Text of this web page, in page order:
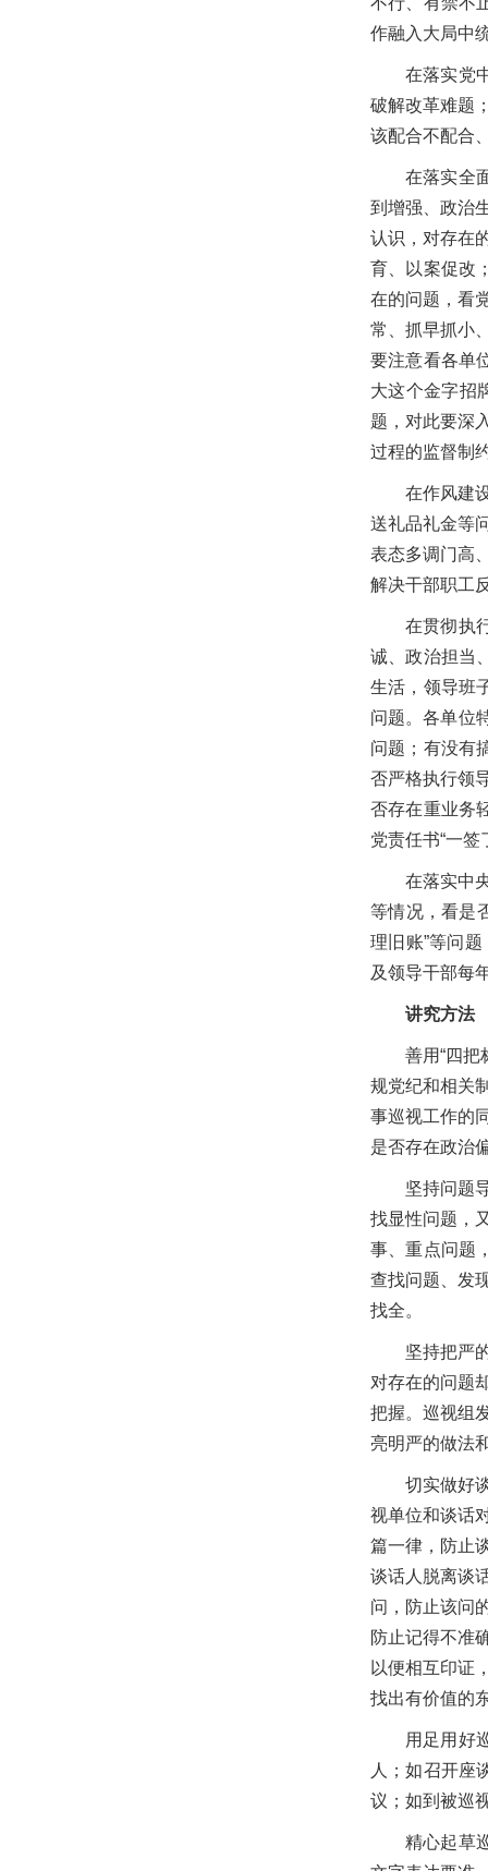
作融入大局中
在落实党
破解改革难题
该配合不配合
在落实全
到增强、政治
认识，对存在
育、以案促改
在的问题，看
常、抓早抓小
要注意看各单
大这个金字招
题，对此要深
过程的监督制
在作风建
送礼品礼金等
表态多调门高
解决干部职工
在贯彻执
诚、政治担当
生活，领导班
问题。各单位
问题；有没有
否严格执行领
否存在重业务
党责任书“一签
在落实中
等情况，看是
理旧账”等问
及领导干部每
讲究方法
善用“四把
规党纪和相关
事巡视工作的
是否存在政治
坚持问题
找显性问题，
事、重点问题
查找问题、发
找全。
坚持把严
对存在的问题
把握。巡视组
亮明严的做法
切实做好
视单位和谈话
篇一律，防止
谈话人脱离谈
问，防止该问
防止记得不准
以便相互印证
找出有价值的
用足用好
人；如召开座
议；如到被巡
精心起草